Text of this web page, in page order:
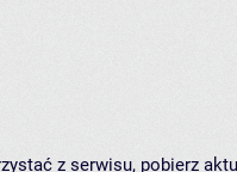
z serwisu, pobierz